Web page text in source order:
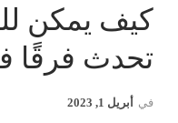
كيف يمكن
تحدث فرقًا
في أبريل 1, 2023